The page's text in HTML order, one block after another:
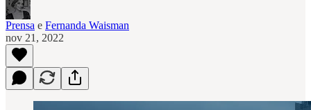
Prensa e Fernanda Waisman
nov 21, 2022